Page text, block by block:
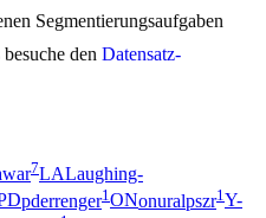
Segmentierungsaufgaben
den Datensatz-
7LALaughing-
pderrenger1 ONonuralpszr1 Y-